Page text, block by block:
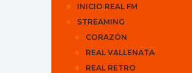
INICIO REAL FM
STREAMING
CORAZÓN
REAL VALLENATA
REAL RETRO